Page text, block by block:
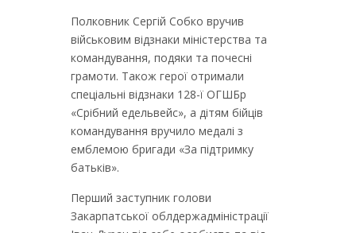
Полковник Сергій Собко вручив
військовим відзнаки міністерства та
командування, подяки та почесні
грамоти. Також герої отримали
спеціальні відзнаки 128-ї ОГШБр
«Срібний едельвейс», а дітям бійців
командування вручило медалі з
емблемою бригади «За підтримку
батьків».
Перший заступник голови
Закарпатської облдержадміністрації